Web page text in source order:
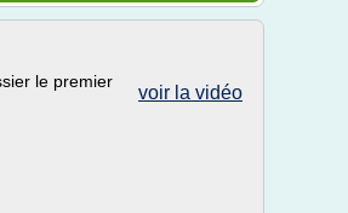
voir la vidéo
le premier